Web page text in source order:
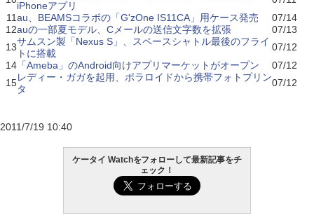
iPhoneアプリ
11au、BEAMSコラボの「G'zOne IS11CA」用ケース発売
07/14
12auの一部夏モデル、Cメールの送信文字数を拡張
07/13
13サムスン製「Nexus S」、スペースシャトル最後のフライ
トに搭載
07/12
14 「Ameba」のAndroid向けアプリマーケットがオープン
07/12
15レディー・ガガを起用、ポラロイドから携帯フォトプリン
タ
07/12
2011/7/19 10:40
ケータイ Watchをフォローして最新記事をチ
ェック！